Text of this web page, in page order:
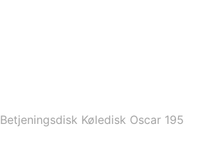
Betjeningsdisk Køledisk Oscar 195